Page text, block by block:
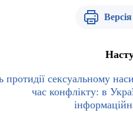
протидії сексуальному
час конфлікту: в